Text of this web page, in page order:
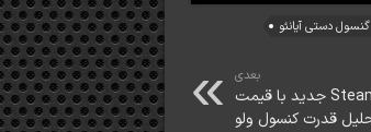
گنسول دستی آیانئو
بعدی
Steam Machine جدید با قیمت